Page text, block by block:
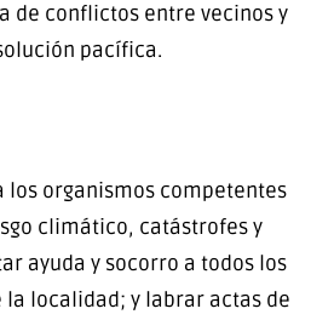
de conflictos entre vecinos y
pacífica.
los organismos competentes
climático, catástrofes y
ayuda y socorro a todos los
la localidad; y labrar actas de